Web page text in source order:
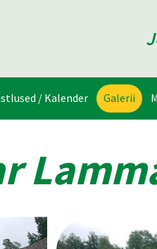
/ Kalender Galerii